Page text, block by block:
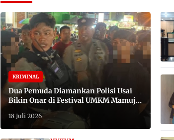
KRIMINAL
Dua Pemuda Diamankan Polisi Usai
Bikin Onar di Festival UMKM Mamuju,
Satu Bawa Badik
18 Juli 2026